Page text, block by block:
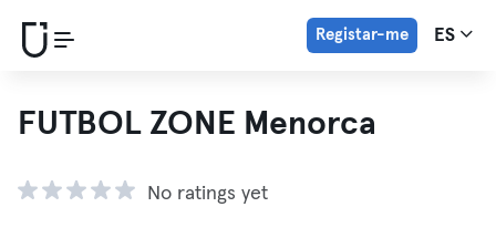
Registar-me ES
FUTBOL ZONE Menorca
No ratings yet